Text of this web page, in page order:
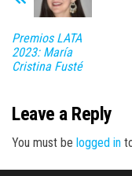
Premios LATA
2023: María
Cristina Fusté
Leave a Reply
You must be logged in